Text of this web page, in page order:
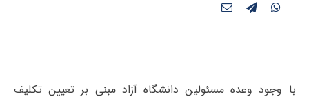
با وجود وعده مسئولین دانشگاه آزاد مبنی بر تعیین تکلیف